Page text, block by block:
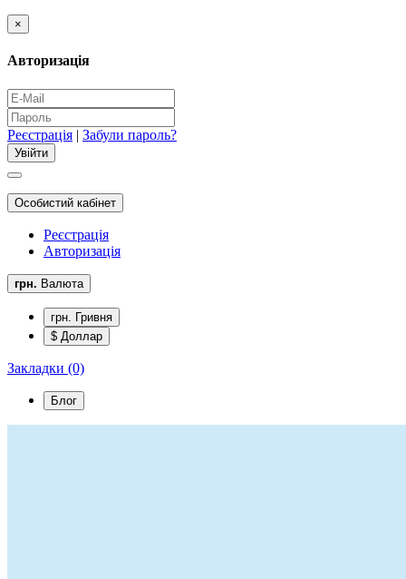
×
Авторизація
Реєстрація | Забули пароль?
Особистий кабінет
Реєстрація
Авторизація
грн. Валюта
грн. Гривня
$ Доллар
Закладки (0)
Блог